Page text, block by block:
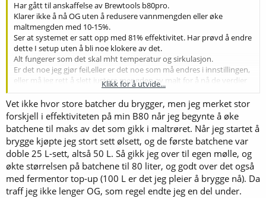
Har gått til anskaffelse av Brewtools b80pro.
Klarer ikke å nå OG uten å redusere vannmengden eller øke
maltmengden med 10-15%.
Ser at systemet er satt opp med 81% effektivitet. Har prøvd å endre
dette I setup uten å bli noe klokere av det.
Alt fungerer som det skal mht temperatur og sirkulasjon.
Er det noe jeg gjør feil,eller er det noe som må endres i innstillingen,
eller må jeg rett å slett justere mengden av malt for å nå de verdier
Klikk for å utvide...
Vet ikke hvor store batcher du brygger, men jeg merket stor
forskjell i effektiviteten på min B80 når jeg begynte å øke
batchene til maks av det som gikk i maltrøret. Når jeg startet å
brygge kjøpte jeg stort sett ølsett, og de første batchene var
doble 25 L-sett, altså 50 L. Så gikk jeg over til egen mølle, og
økte størrelsen på batchene til 80 liter, og godt over det også
med fermentor top-up (100 L er det jeg pleier å brygge nå). Da
traff jeg ikke lenger OG, som regel endte jeg en del under.